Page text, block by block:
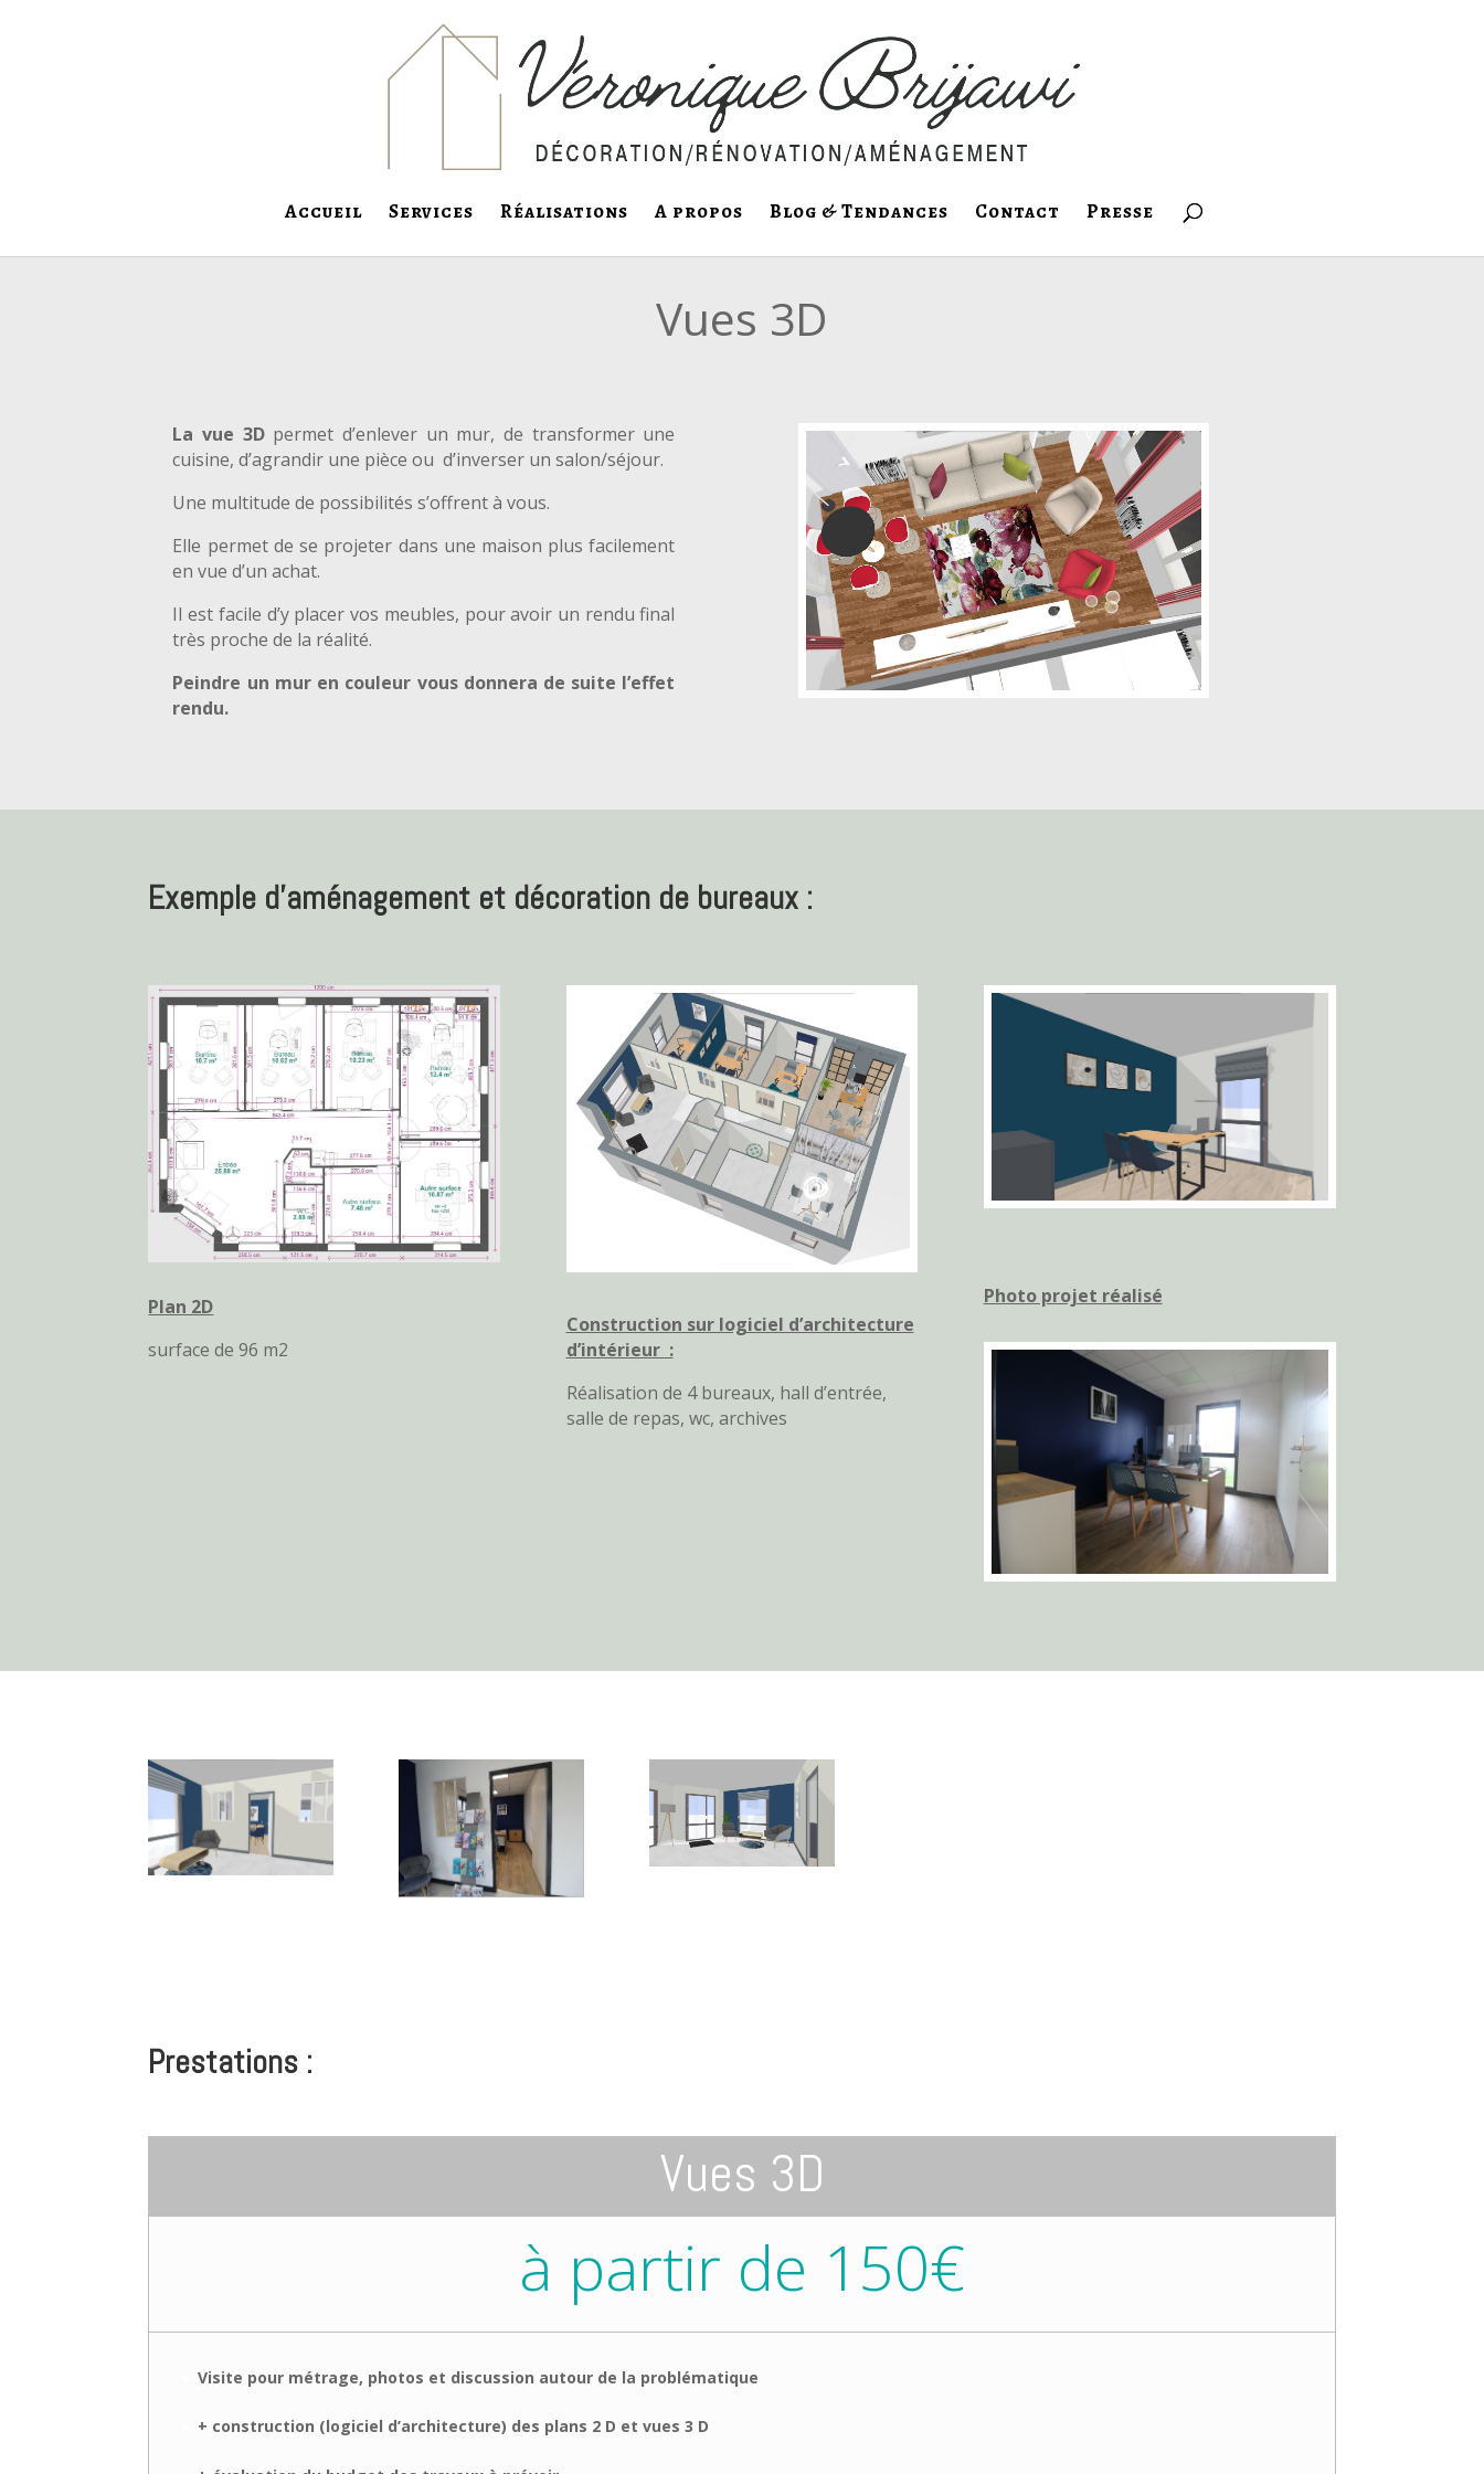
Accueil Services Réalisations A propos Blog & Tendances Contact Presse
Vues 3D
La vue 3Dpermet d’enlever un mur, de transformer une
cuisine, d’agrandir une pièce ou d’inverser un salon/séjour.
Une multitude de possibilités s’offrent à vous.
Elle permet de se projeter dans une maison plus facilement
en vue d’un achat.
Il est facile d’y placer vos meubles, pour avoir un rendu final
très proche de la réalité.
Peindre un mur en couleur vous donnera de suite l’effet
rendu.
Exemple d’aménagement et décoration de bureaux :
Plan 2D
surface de 96 m2
Construction sur logiciel d’architecture
d’intérieur :
Réalisation de 4 bureaux, hall d’entrée,
salle de repas, wc, archives
Photo projet réalisé
Prestations :
Vues 3D
à partir de 150€
Visite pour métrage, photos et discussion autour de la problématique
+ construction (logiciel d’architecture) des plans 2 D et vues 3 D